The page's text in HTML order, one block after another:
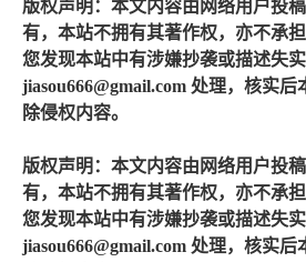
版权声明：本文内容由网络用户投
有，本站不拥有其著作权，亦不承
您发现本站中有涉嫌抄袭或描述失
jiasou666@gmail.com 处理，核实后
除侵权内容。
版权声明：本文内容由网络用户投
有，本站不拥有其著作权，亦不承
您发现本站中有涉嫌抄袭或描述失
jiasou666@gmail.com 处理，核实后